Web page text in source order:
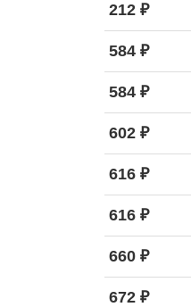
212 ₽
584 ₽
584 ₽
602 ₽
616 ₽
616 ₽
660 ₽
672 ₽